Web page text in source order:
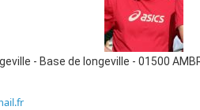
- Base de longeville - 01500